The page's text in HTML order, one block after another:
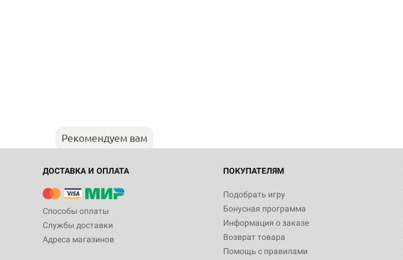
Рекомендуем вам
ДОСТАВКА И ОПЛАТА
Способы оплаты
Службы доставки
Адреса магазинов
ПОКУПАТЕЛЯМ
Подобрать игру
Бонусная программа
Информация о заказе
Возврат товара
Помощь с правилами